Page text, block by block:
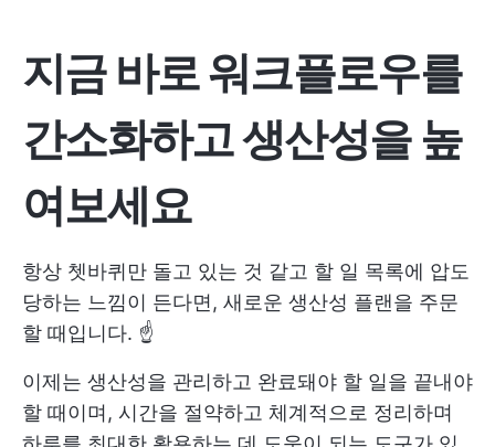
지금 바로 워크플로우를
간소화하고 생산성을 높
여보세요
항상 쳇바퀴만 돌고 있는 것 같고 할 일 목록에 압도
당하는 느낌이 든다면, 새로운 생산성 플랜을 주문
할 때입니다. ☝️
이제는 생산성을 관리하고 완료돼야 할 일을 끝내야
할 때이며, 시간을 절약하고 체계적으로 정리하며